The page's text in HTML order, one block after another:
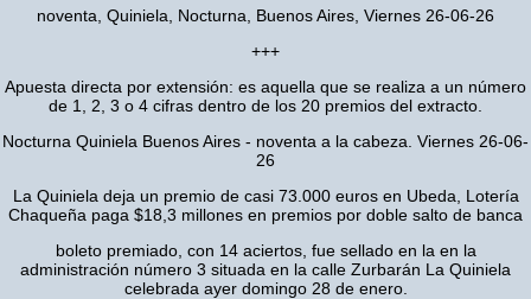
noventa, Quiniela, Nocturna, Buenos Aires, Viernes 26-06-26
+++
Apuesta directa por extensión: es aquella que se realiza a un número
de 1, 2, 3 o 4 cifras dentro de los 20 premios del extracto.
Nocturna Quiniela Buenos Aires - noventa a la cabeza. Viernes 26-06-
26
La Quiniela deja un premio de casi 73.000 euros en Ubeda, Lotería
Chaqueña paga $18,3 millones en premios por doble salto de banca
boleto premiado, con 14 aciertos, fue sellado en la en la
administración número 3 situada en la calle Zurbarán La Quiniela
celebrada ayer domingo 28 de enero.